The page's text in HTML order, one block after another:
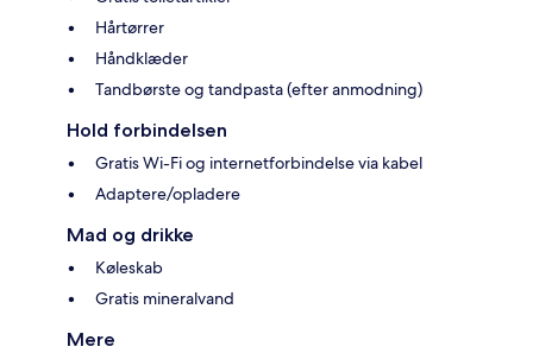
Hårtørrer
Håndklæder
Tandbørste og tandpasta (efter anmodning)
Hold forbindelsen
Gratis Wi-Fi og internetforbindelse via kabel
Adaptere/opladere
Mad og drikke
Køleskab
Gratis mineralvand
Mere